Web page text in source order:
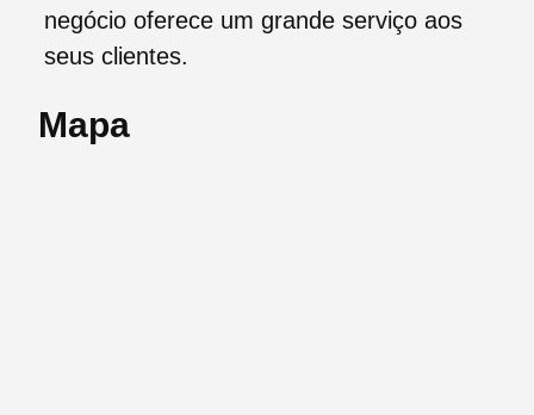
negócio oferece um grande serviço aos
seus clientes.
Mapa